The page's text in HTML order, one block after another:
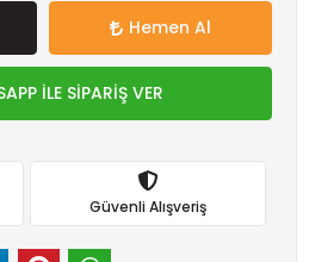
Hemen Al
İLE SİPARİŞ VER
Güvenli Alışveriş